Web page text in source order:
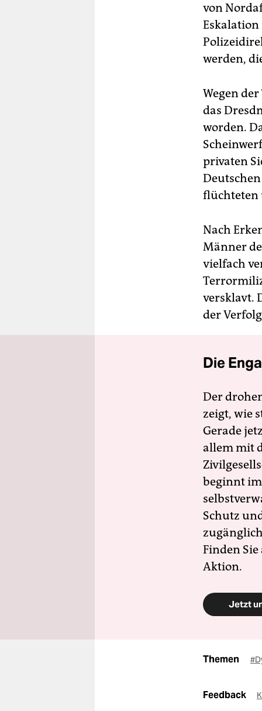
von
werden,
Wegen
das
worden.
privaten
flüchteten
Nach
Männer
vielfach
versklavt.
der
Die
Der
zeigt, wie
Gerade
allem mit
beginnt
Schutz
Finden
Aktion.
Jetzt
Themen
Feedback